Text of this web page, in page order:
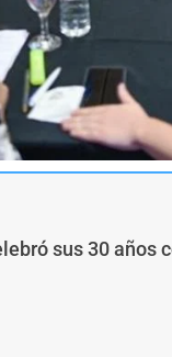
sus 30 años